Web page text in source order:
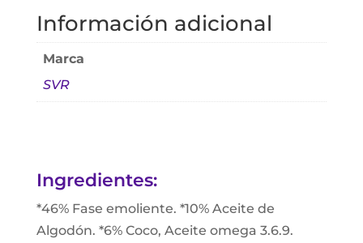
Información adicional
Marca
SVR
Ingredientes:
*46% Fase emoliente. *10% Aceite de
Algodón. *6% Coco, Aceite omega 3.6.9.